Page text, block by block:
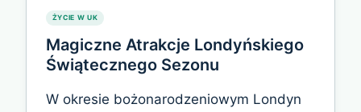
ŻYCIE W UK
Magiczne Atrakcje Londyńskiego
Świątecznego Sezonu
W okresie bożonarodzeniowym Londyn